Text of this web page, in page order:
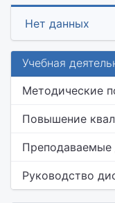
Нет данных
Учебная
Методические
Повышение
Преподаваемые
Руководство